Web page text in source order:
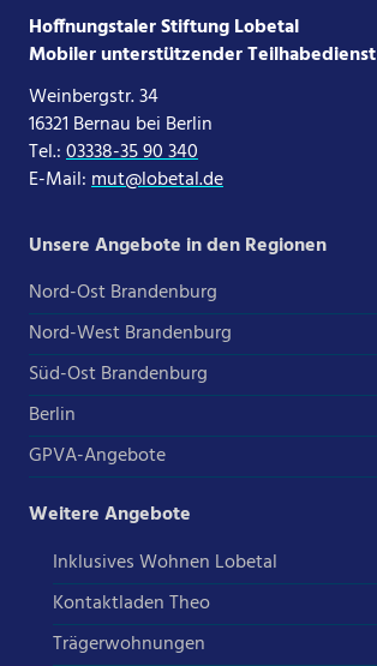
Hoffnungstaler Stiftung Lobetal
Mobiler unterstützender Teilhabedienst
Weinbergstr. 34
16321 Bernau bei Berlin
Tel.: 03338-35 90 340
E-Mail: mut@lobetal.de
Unsere Angebote in den Regionen
Nord-Ost Brandenburg
Nord-West Brandenburg
Süd-Ost Brandenburg
Berlin
GPVA-Angebote
Weitere Angebote
Inklusives Wohnen Lobetal
Kontaktladen Theo
Trägerwohnungen